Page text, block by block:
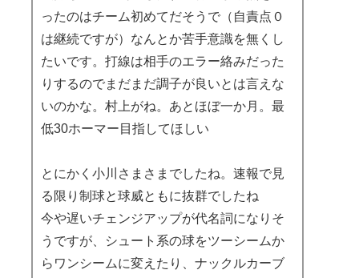
ったのはチーム初めてだそうで（自責点０
は継続ですが）なんとか苦手意識を無くし
たいです。打線は相手のエラー絡みだった
りするのでまだまだ調子が良いとは言えな
いのかな。村上がね。あとほぼ一か月。最
低30ホーマー目指してほしい
とにかく小川さまさまでしたね。速報で見
る限り制球と球威ともに抜群でしたね
今や遅いチェンジアップが代名詞になりそ
うですが、シュート系の球をツーシームか
らワンシームに変えたり、ナックルカーブ